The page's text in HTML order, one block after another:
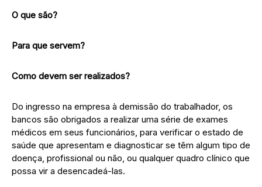
O que são?
Para que servem?
Como devem ser realizados?
Do ingresso na empresa à demissão do trabalhador, os
bancos são obrigados a realizar uma série de exames
médicos em seus funcionários, para verificar o estado de
saúde que apresentam e diagnosticar se têm algum tipo de
doença, profissional ou não, ou qualquer quadro clínico que
possa vir a desencadeá-las.